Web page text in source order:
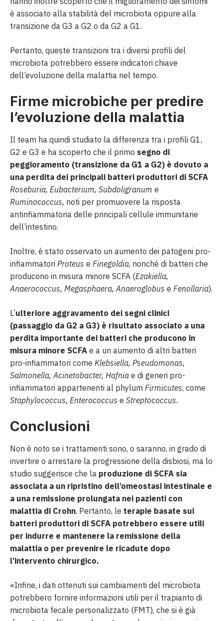
è associato alla stabilità del microbiota oppure alla
transizione da G3 a G2 o da G2 a G1.
Pertanto, queste transizioni tra i diversi profili del
microbiota potrebbero essere indicatori chiave
dell’evoluzione della malattia nel tempo.
Firme microbiche per predire
l’evoluzione della malattia
Il team ha quindi studiato la differenza tra i profili G1,
G2 e G3 e ha scoperto che il primo segno di
peggioramento (transizione da G1 a G2) è dovuto a
una perdita dei principali batteri produttori di SCFA
Roseburia, Eubacterium, Subdoligranum e
Ruminococcus, noti per promuovere la risposta
antinfiammatoria delle principali cellule immunitarie
dell’intestino.
Inoltre, è stato osservato un aumento dei patogeni pro-
infiammatori Proteus e Finegoldia, nonché di batteri che
producono in misura minore SCFA (Ezakiella,
Anaerococcus, Megasphaera, Anaeroglobus e Fenollaria).
L’ulteriore aggravamento dei segni clinici
(passaggio da G2 a G3) è risultato associato a una
perdita importante dei batteri che producono in
misura minore SCFA e a un aumento di altri batteri
pro-infiammatori come Klebsiella, Pseudomonas,
Salmonella, Acinetobacter, Hafnia e di generi pro-
infiammatori appartenenti al phylum Firmicutes, come
Staphylococcus, Enterococcus e Streptococcus.
Conclusioni
Non è noto se i trattamenti sono, o saranno, in grado di
invertire o arrestare la progressione della disbiosi, ma lo
studio suggerisce che la produzione di SCFA sia
associata a un ripristino dell’omeostasi intestinale e
a una remissione prolungata nei pazienti con
malattia di Crohn. Pertanto, le terapie basate sui
batteri produttori di SCFA potrebbero essere utili
per indurre e mantenere la remissione della
malattia o per prevenire le ricadute dopo
l’intervento chirurgico.
«Infine, i dati ottenuti sui cambiamenti del microbiota
potrebbero fornire informazioni utili per il trapianto di
microbiota fecale personalizzato (FMT), che si è già